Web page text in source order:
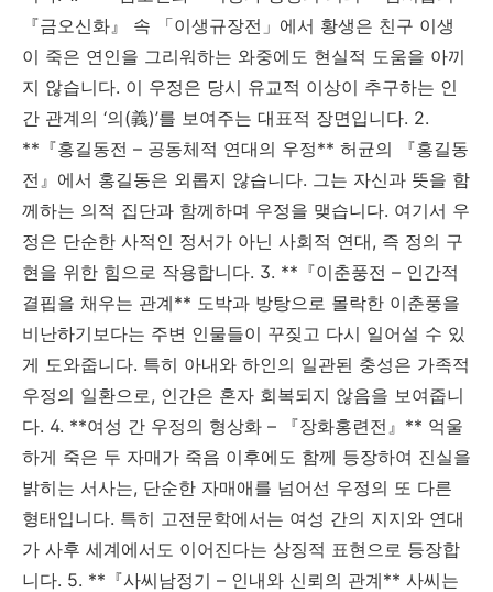
『금오신화』 속 「이생규장전」에서 황생은 친구 이생
이 죽은 연인을 그리워하는 와중에도 현실적 도움을 아끼
지 않습니다. 이 우정은 당시 유교적 이상이 추구하는 인
간 관계의 ‘의(義)’를 보여주는 대표적 장면입니다. 2.
**『홍길동전 – 공동체적 연대의 우정** 허균의 『홍길동
전』에서 홍길동은 외롭지 않습니다. 그는 자신과 뜻을 함
께하는 의적 집단과 함께하며 우정을 맺습니다. 여기서 우
정은 단순한 사적인 정서가 아닌 사회적 연대, 즉 정의 구
현을 위한 힘으로 작용합니다. 3. **『이춘풍전 – 인간적
결핍을 채우는 관계** 도박과 방탕으로 몰락한 이춘풍을
비난하기보다는 주변 인물들이 꾸짖고 다시 일어설 수 있
게 도와줍니다. 특히 아내와 하인의 일관된 충성은 가족적
우정의 일환으로, 인간은 혼자 회복되지 않음을 보여줍니
다. 4. **여성 간 우정의 형상화 – 『장화홍련전』** 억울
하게 죽은 두 자매가 죽음 이후에도 함께 등장하여 진실을
밝히는 서사는, 단순한 자매애를 넘어선 우정의 또 다른
형태입니다. 특히 고전문학에서는 여성 간의 지지와 연대
가 사후 세계에서도 이어진다는 상징적 표현으로 등장합
니다. 5. **『사씨남정기 – 인내와 신뢰의 관계** 사씨는